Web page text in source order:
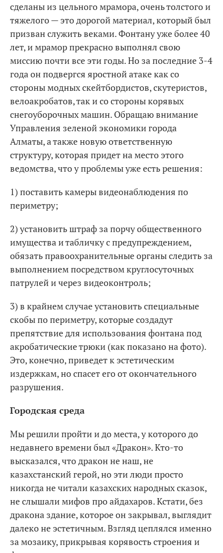
сделаны из цельного мрамора, очень толстого и
тяжелого — это дорогой материал, который был
призван служить веками. Фонтану уже более 40
лет, и мрамор прекрасно выполнял свою
миссию почти все эти годы. Но за последние 3-4
года он подвергся яростной атаке как со
стороны модных скейтбордистов, скутеристов,
велоакробатов, так и со стороны корявых
снегоуборочных машин. Обращаю внимание
Управления зеленой экономики города
Алматы, а также новую ответственную
структуру, которая придет на место этого
ведомства, что у проблемы уже есть решения:
1) поставить камеры видеонаблюдения по
периметру;
2) установить штраф за порчу общественного
имущества и табличку с предупреждением,
обязать правоохранительные органы следить за
выполнением посредством круглосуточных
патрулей и через видеоконтроль;
3) в крайнем случае установить специальные
скобы по периметру, которые создадут
препятствие для использования фонтана под
акробатические трюки (как показано на фото).
Это, конечно, приведет к эстетическим
издержкам, но спасет его от окончательного
разрушения.
Городская среда
Мы решили пройти и до места, у которого до
недавнего времени был «Дракон». Кто-то
высказался, что дракон не наш, не
казахстанский герой, но эти люди просто
никогда не читали казахских народных сказок,
не слышали мифов про айдахаров. Кстати, без
дракона здание, которое он закрывал, выглядит
далеко не эстетичным. Взгляд цеплялся именно
за мозаику, прикрывая корявость строения и